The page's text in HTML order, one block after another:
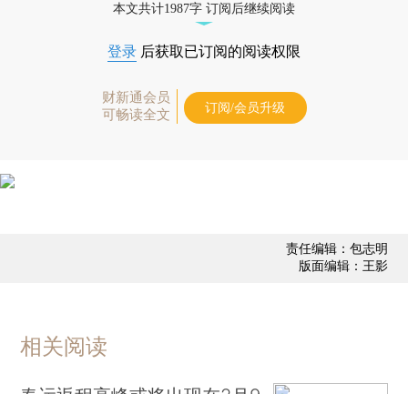
本文共计1987字 订阅后继续阅读
登录 后获取已订阅的阅读权限
财新通会员
可畅读全文
订阅/会员升级
责任编辑：包志明
版面编辑：王影
相关阅读